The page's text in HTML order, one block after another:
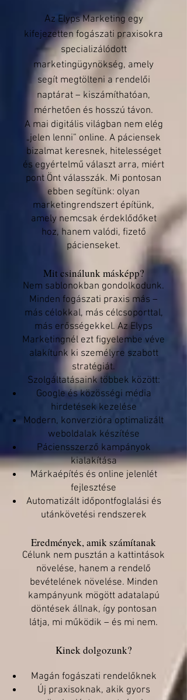
Az Elyps Marketing egy
kifejezetten fogászati praxisokra
specializálódott
marketingügynökség, amely
segít megtölteni a rendelői
naptárat – kiszámíthatóan,
mérhetően és hosszú távon.
A mai digitális világban nem elég
„jelen lenni” online. A páciensek
bizalmat keresnek, hitelességet
és egyértelmű választ arra, miért
pont Önt válasszák. Mi pontosan
ebben segítünk: olyan
marketingrendszert építünk,
amely nemcsak érdeklődőket
hoz, hanem valódi, fizető
pácienseket.
Mit csinálunk másképp?
Nem sablonokban gondolkodunk.
Minden fogászati praxis más –
más célokkal, más célcsoporttal,
más erősségekkel. Az Elyps
Marketingnél ezt figyelembe véve
alakítunk ki személyre szabott
stratégiát.
Szolgáltatásaink többek között:
Google és közösségi média
hirdetések kezelése
Modern, konverzióra optimalizált
weboldalak készítése
Páciensszerző kampányok
kialakítása
Márkaépítés és online jelenlét
fejlesztése
Automatizált időpontfoglalási és
utánkövetési rendszerek
Eredmények, amik számítanak
Célunk nem pusztán a kattintások
növelése, hanem a rendelő
bevételének növelése. Minden
kampányunk mögött adatalapú
döntések állnak, így pontosan
látja, mi működik – és mi nem.
Kinek dolgozunk?
Magán fogászati rendelőknek
Új praxisoknak, akik gyors